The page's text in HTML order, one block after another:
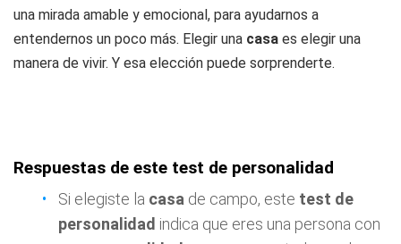
una mirada amable y emocional, para ayudarnos a
entendernos un poco más. Elegir una casa es elegir una
manera de vivir. Y esa elección puede sorprenderte.
Respuestas de este test de personalidad
Si elegiste la casa de campo, este test de
personalidad indica que eres una persona con